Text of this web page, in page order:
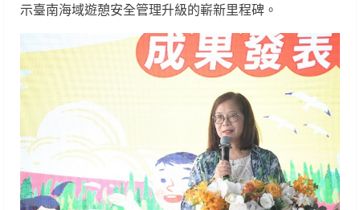
示臺南海域遊憩安全管理升級的嶄新里程碑。